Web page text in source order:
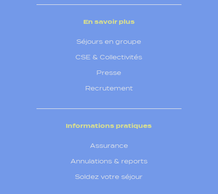
En savoir plus
Séjours en groupe
CSE & Collectivités
Presse
Recrutement
Informations pratiques
Assurance
Annulations & reports
Soldez votre séjour